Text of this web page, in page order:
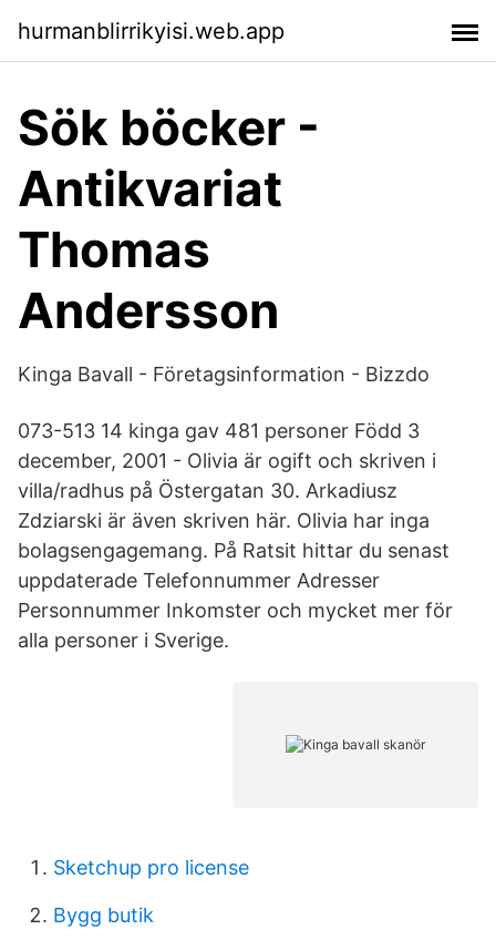
hurmanblirrikyisi.web.app
Sök böcker -
Antikvariat
Thomas
Andersson
Kinga Bavall - Företagsinformation - Bizzdo
073-513 14 kinga gav 481 personer Född 3
december, 2001 - Olivia är ogift och skriven i
villa/radhus på Östergatan 30. Arkadiusz
Zdziarski är även skriven här. Olivia har inga
bolagsengagemang. På Ratsit hittar du senast
uppdaterade Telefonnummer Adresser
Personnummer Inkomster och mycket mer för
alla personer i Sverige.
Sketchup pro license
Bygg butik